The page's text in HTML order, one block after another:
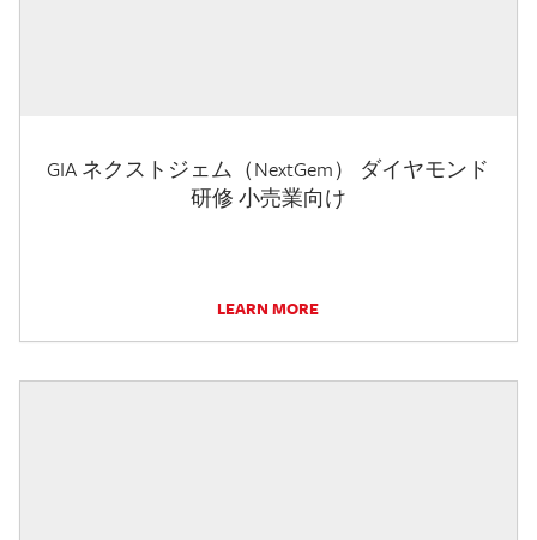
GIA ネクストジェム（NextGem） ダイヤモンド
研修 小売業向け
LEARN MORE